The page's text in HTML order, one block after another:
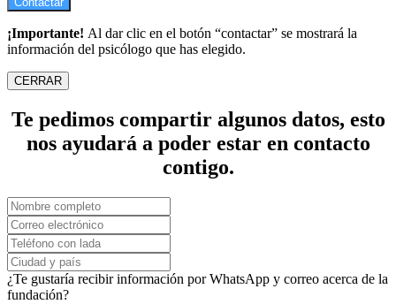
¡Importante! Al dar clic en el botón “contactar” se mostrará la
información del psicólogo que has elegido.
CERRAR
Te pedimos compartir algunos datos, esto
nos ayudará a poder estar en contacto
contigo.
¿Te gustaría recibir información por WhatsApp y correo acerca de la
fundación?